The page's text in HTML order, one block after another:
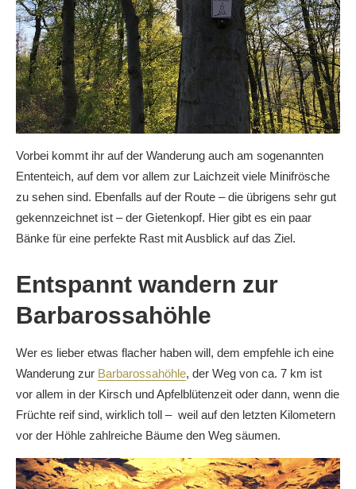
Vorbei kommt ihr auf der Wanderung auch am sogenannten
Ententeich, auf dem vor allem zur Laichzeit viele Minifrösche
zu sehen sind. Ebenfalls auf der Route – die übrigens sehr gut
gekennzeichnet ist – der Gietenkopf. Hier gibt es ein paar
Bänke für eine perfekte Rast mit Ausblick auf das Ziel.
Entspannt wandern zur
Barbarossahöhle
Wer es lieber etwas flacher haben will, dem empfehle ich eine
Wanderung zur Barbarossahöhle, der Weg von ca. 7 km ist
vor allem in der Kirsch und Apfelblütenzeit oder dann, wenn die
Früchte reif sind, wirklich toll – weil auf den letzten Kilometern
vor der Höhle zahlreiche Bäume den Weg säumen.